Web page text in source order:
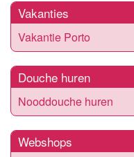
Vakanties
Vakantie Porto
Douche huren
Nooddouche huren
Webshops